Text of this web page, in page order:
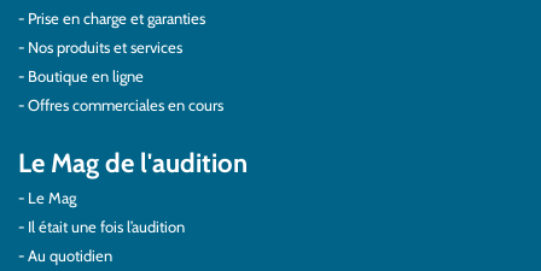
Prise en charge et garanties
Nos produits et services
Boutique en ligne
Offres commerciales en cours
Le Mag de l'audition
Le Mag
Il était une fois l’audition
Au quotidien